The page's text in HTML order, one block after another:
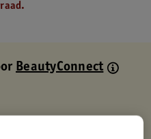
BeautyConnect